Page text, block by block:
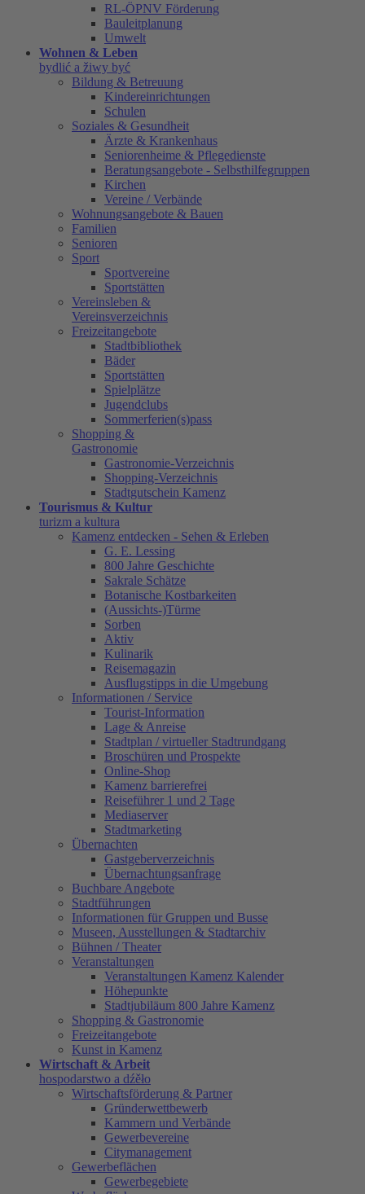
RL-ÖPNV Förderung
Bauleitplanung
Umwelt
Wohnen & Leben
bydlić a žiwy być
Bildung & Betreuung
Kindereinrichtungen
Schulen
Soziales & Gesundheit
Ärzte & Krankenhaus
Seniorenheime & Pflegedienste
Beratungsangebote - Selbsthilfegruppen
Kirchen
Vereine / Verbände
Wohnungsangebote & Bauen
Familien
Senioren
Sport
Sportvereine
Sportstätten
Vereinsleben &
Vereinsverzeichnis
Freizeitangebote
Stadtbibliothek
Bäder
Sportstätten
Spielplätze
Jugendclubs
Sommerferien(s)pass
Shopping &
Gastronomie
Gastronomie-Verzeichnis
Shopping-Verzeichnis
Stadtgutschein Kamenz
Tourismus & Kultur
turizm a kultura
Kamenz entdecken - Sehen & Erleben
G. E. Lessing
800 Jahre Geschichte
Sakrale Schätze
Botanische Kostbarkeiten
(Aussichts-)Türme
Sorben
Aktiv
Kulinarik
Reisemagazin
Ausflugstipps in die Umgebung
Informationen / Service
Tourist-Information
Lage & Anreise
Stadtplan / virtueller Stadtrundgang
Broschüren und Prospekte
Online-Shop
Kamenz barrierefrei
Reiseführer 1 und 2 Tage
Mediaserver
Stadtmarketing
Übernachten
Gastgeberverzeichnis
Übernachtungsanfrage
Buchbare Angebote
Stadtführungen
Informationen für Gruppen und Busse
Museen, Ausstellungen & Stadtarchiv
Bühnen / Theater
Veranstaltungen
Veranstaltungen Kamenz Kalender
Höhepunkte
Stadtjubiläum 800 Jahre Kamenz
Shopping & Gastronomie
Freizeitangebote
Kunst in Kamenz
Wirtschaft & Arbeit
hospodarstwo a dźěło
Wirtschaftsförderung & Partner
Gründerwettbewerb
Kammern und Verbände
Gewerbevereine
Citymanagement
Gewerbeflächen
Gewerbegebiete